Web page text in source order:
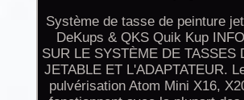
Système de tasse de peinture
DeKups & QKS Quik Kup
SUR LE SYSTÈME DE TASSES
JETABLE ET L'ADAPTATEUR.
pulvérisation Atom Mini X16,